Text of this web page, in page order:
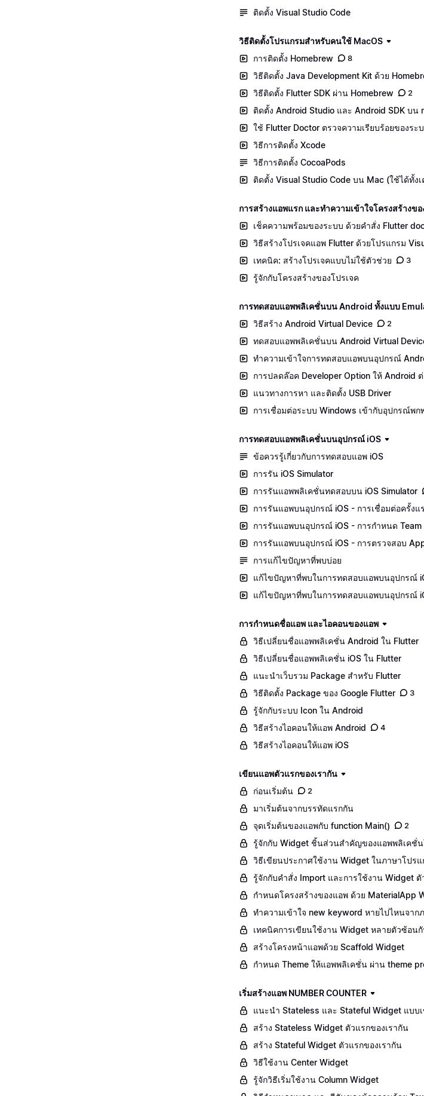
ติดตั้ง Visual Studio Code
วิธีติดตั้งโปรแกรมสำหรับคนใช้ MacOS
การติดตั้ง Homebrew
8
วิธีติดตั้ง Java Development Kit ด้วย
วิธีติดตั้ง Flutter SDK ผ่าน Homebrew
2
ติดตั้ง Android Studio และ Android SDK บน
ใช้ Flutter Doctor ตรวจความเรียบร้อยของร
วิธีการติดตั้ง Xcode
วิธีการติดตั้ง CocoaPods
ติดตั้ง Visual Studio Code บน Mac (ใช้ได้ทั้ง
การสร้างแอพแรก และทำความเข้าใจโครงสร้างขอ
เช็คความพร้อมของระบบ ด้วยคำสั่ง Flutter
วิธีสร้างโปรเจคแอพ Flutter ด้วยโปรแกรม
เทคนิค: สร้างโปรเจคแบบไม่ใช้ตัวช่วย 3
รู้จักกับโครงสร้างของโปรเจค
การทดสอบแอพพลิเคชั่นบน Android ทั้งแบบ
วิธีสร้าง Android Virtual Device
2
ทดสอบแอพพลิเคชั่นบน Android Virtual
ทำความเข้าใจการทดสอบแอพบนอุปกรณ์
การปลดล๊อค Developer Option ให้ Android
แนวทางการหา และติดตั้ง USB Driver
การเชื่อมต่อระบบ Windows เข้ากับอุปกรณ์พก
การทดสอบแอพพลิเคชั่นบนอุปกรณ์ iOS
ข้อควรรู้เกี่ยวกับการทดสอบแอพ iOS
การรัน iOS Simulator
การรันแอพพลิเคชั่นทดสอบบน iOS Simulator
การรันแอพบนอุปกรณ์ iOS - การเชื่อมต่อครั้งแ
การรันแอพบนอุปกรณ์ iOS - การกำหนด Team
การรันแอพบนอุปกรณ์ iOS - การตรวจสอบ
การแก้ไขปัญหาที่พบบ่อย
แก้ไขปัญหาที่พบในการทดสอบแอพบนอุปกรณ์
แก้ไขปัญหาที่พบในการทดสอบแอพบนอุปกรณ์
การกำหนดชื่อแอพ และไอคอนของแอพ
วิธีเปลี่ยนชื่อแอพพลิเคชั่น Android ใน Flutter
วิธีเปลี่ยนชื่อแอพพลิเคชั่น iOS ใน Flutter
แนะนำเว็บรวม Package สำหรับ Flutter
วิธีติดตั้ง Package ของ Google Flutter
3
รู้จักกับระบบ Icon ใน Android
วิธีสร้างไอคอนให้แอพ Android
4
วิธีสร้างไอคอนให้แอพ iOS
เขียนแอพตัวแรกของเรากัน
ก่อนเริ่มต้น
2
มาเริ่มต้นจากบรรทัดแรกกัน
จุดเริ่มต้นของแอพกับ function Main()
2
รู้จักกับ Widget ชิ้นส่วนสำคัญของแอพพลิเคชั่
วิธีเขียนประกาศใช้งาน Widget ในภาษาโปรแ
รู้จักกับคำสั่ง Import และการใช้งาน Widget ตั
กำหนดโครงสร้างของแอพ ด้วย MaterialApp
ทำความเข้าใจ new keyword หายไปไหนจาก
เทคนิคการเขียนใช้งาน Widget หลายตัวซ้อน
สร้างโครงหน้าแอพด้วย Scaffold Widget
กำหนด Theme ให้แอพพลิเคชั่น ผ่าน theme
เริ่มสร้างแอพ NUMBER COUNTER
แนะนำ Stateless และ Stateful Widget แบบเ
สร้าง Stateless Widget ตัวแรกของเรากัน
สร้าง Stateful Widget ตัวแรกของเรากัน
วิธีใช้งาน Center Widget
รู้จักวิธีเริ่มใช้งาน Column Widget